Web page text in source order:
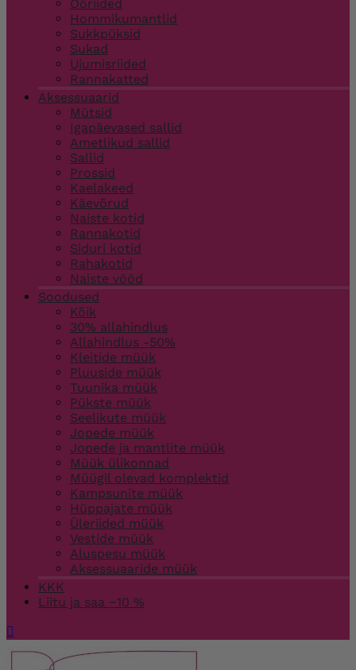
Ööriided
Hommikumantlid
Sukkpüksid
Sukad
Ujumisriided
Rannakatted
Aksessuaarid
Mütsid
Igapäevased sallid
Ametlikud sallid
Sallid
Prossid
Kaelakeed
Käevõrud
Naiste kotid
Rannakotid
Siduri kotid
Rahakotid
Naiste vööd
Soodused
Kõik
30% allahindlus
Allahindlus -50%
Kleitide müük
Pluuside müük
Tuunika müük
Pükste müük
Seelikute müük
Jopede müük
Jopede ja mantlite müük
Müük ülikonnad
Müügil olevad komplektid
Kampsunite müük
Hüppajate müük
Üleriided müük
Vestide müük
Aluspesu müük
Aksessuaaride müük
KKK
Liitu ja saa −10 %
